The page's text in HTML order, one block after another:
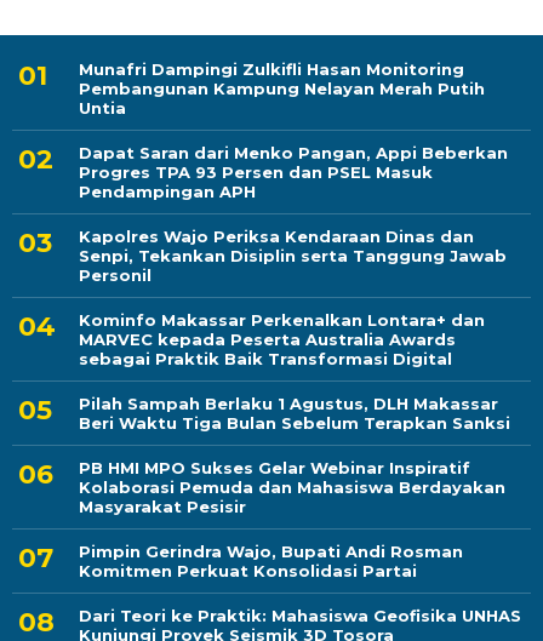
Munafri Dampingi Zulkifli Hasan Monitoring
Pembangunan Kampung Nelayan Merah Putih
Untia
Dapat Saran dari Menko Pangan, Appi Beberkan
Progres TPA 93 Persen dan PSEL Masuk
Pendampingan APH
Kapolres Wajo Periksa Kendaraan Dinas dan
Senpi, Tekankan Disiplin serta Tanggung Jawab
Personil
Kominfo Makassar Perkenalkan Lontara+ dan
MARVEC kepada Peserta Australia Awards
sebagai Praktik Baik Transformasi Digital
Pilah Sampah Berlaku 1 Agustus, DLH Makassar
Beri Waktu Tiga Bulan Sebelum Terapkan Sanksi
PB HMI MPO Sukses Gelar Webinar Inspiratif
Kolaborasi Pemuda dan Mahasiswa Berdayakan
Masyarakat Pesisir
Pimpin Gerindra Wajo, Bupati Andi Rosman
Komitmen Perkuat Konsolidasi Partai
Dari Teori ke Praktik: Mahasiswa Geofisika UNHAS
Kunjungi Proyek Seismik 3D Tosora